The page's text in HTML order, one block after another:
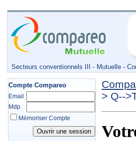
Secteurs conventionnels III - Mutuelle -
Compte Compareo
Email
Mdp
Mémoriser Compte
> Q--